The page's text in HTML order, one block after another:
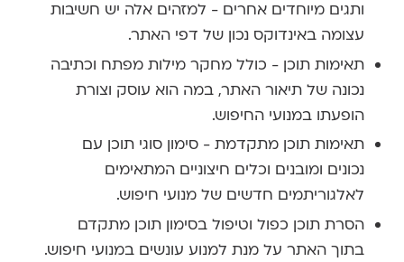
ותגים מיוחדים אחרים - למזהים אלה יש חשיבות
עצומה באינדוקס נכון של דפי האתר.
תאימות תוכן - כולל מחקר מילות מפתח וכתיבה
נכונה של תיאור האתר, במה הוא עוסק וצורת
הופעתו במנועי החיפוש.
תאימות תוכן מתקדמת - סימון סוגי תוכן עם
נכונים ומובנים וכלים חיצוניים המתאימים
לאלגוריתמים חדשים של מנועי חיפוש.
הסרת תוכן כפול וטיפול בסימון תוכן מתקדם
בתוך האתר על מנת למנוע עונשים במנועי חיפוש.